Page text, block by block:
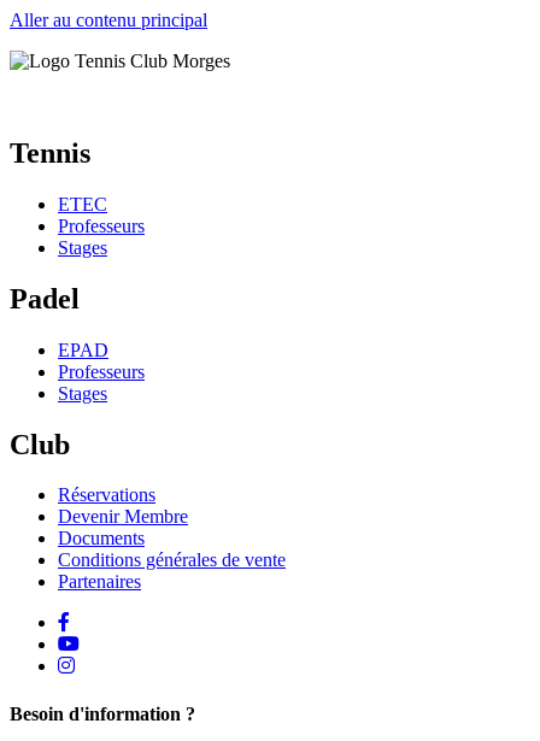
Aller au contenu principal
Tennis
ETEC
Professeurs
Stages
Padel
EPAD
Professeurs
Stages
Club
Réservations
Devenir Membre
Documents
Conditions générales de vente
Partenaires
Youtube
instagram
Besoin d'information ?